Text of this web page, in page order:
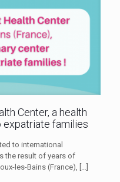
Center, a health
families
to international
the result of years of
les-Bains (France), […]